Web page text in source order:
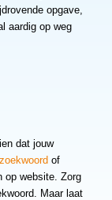
opgave,
aardig op weg
dat jouw
zoekwoord of
op website. Zorg
Maar laat